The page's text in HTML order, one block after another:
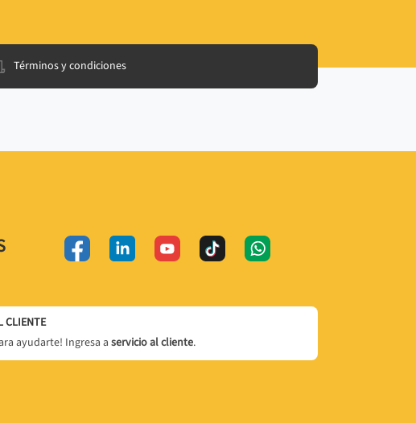
Términos y condiciones
CLIENTE
ayudarte! Ingresa a servicio al cliente.